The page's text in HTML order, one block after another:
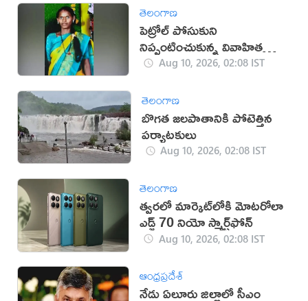
తెలంగాణ
పెట్రోల్ పోసుకుని
నిప్పంటించుకున్న వివాహిత
మృతిAug 10, 2026, 02:08 IST
తెలంగాణ
బొగత జలపాతానికి పోటెత్తిన
పర్యాటకులు
Aug 10, 2026, 02:08 IST
తెలంగాణ
త్వరలో మార్కెట్‌లోకి మోటరోలా
ఎడ్జ్ 70 నియో స్మార్ట్‌ఫోన్
Aug 10, 2026, 02:08 IST
ఆంధ్రప్రదేశ్
నేడు ఏలూరు జిల్లాలో సీఎం